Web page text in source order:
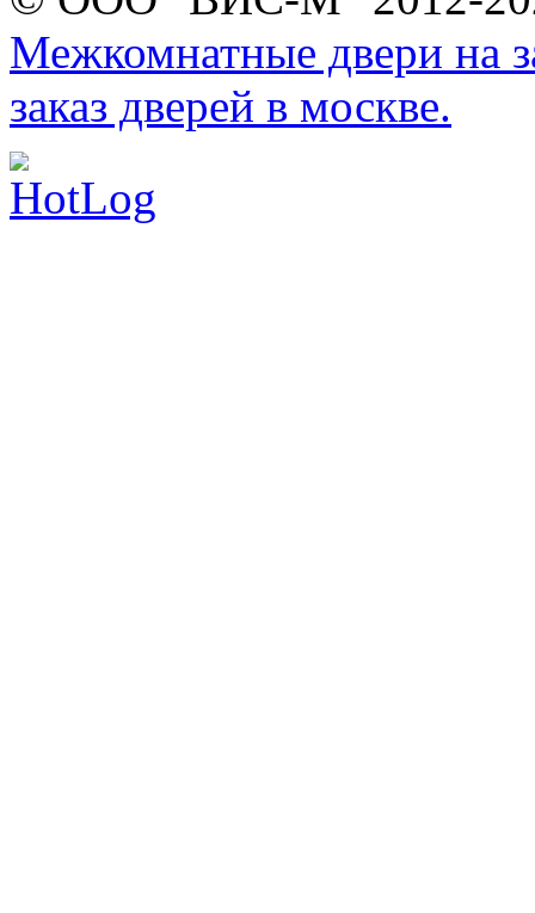
Межкомнатные двери на
заказ дверей в москве.